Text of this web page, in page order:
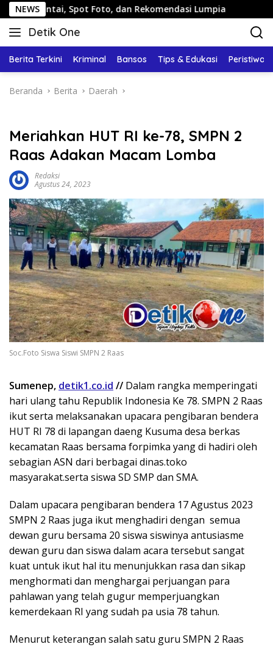
Langsung
ke
konten
NEWS
Foto, dan Rekomendasi Lumpia Panduan Wisata
Detik One
Tajam
Fakta
Berita Terkini Kriminal Bansos Tips & Edukasi Peristiwa
Beranda Berita Daerah
Meriahkan HUT RI ke-78, SMPN 2
Raas Adakan Macam Lomba
Redaksi
Agustus 24, 2023
Soc.Foto Siswa Siswi SMPN 2 Raas
Sumenep, detik1.co.id // Dalam rangka memperingati
hari ulang tahu Republik Indonesia Ke 78. SMPN 2 Raas
ikut serta melaksanakan upacara pengibaran bendera
HUT RI 78 di lapangan daeng Kusuma desa berkas
kecamatan Raas bersama forpimka yang di hadiri oleh
sebagian ASN dari berbagai dinas.toko
masyarakat.serta siswa SD SMP dan SMA.
Dalam upacara pengibaran bendera 17 Agustus 2023
SMPN 2 Raas juga ikut menghadiri dengan semua
dewan guru bersama 20 siswa siswinya antusiasme
dewan guru dan siswa dalam acara tersebut sangat
kuat untuk ikut hal itu menunjukkan rasa dan sikap
menghormati dan menghargai perjuangan para
pahlawan yang telah gugur memperjuangkan
kemerdekaan RI yang sudah pa usia 78 tahun.
Menurut keterangan salah satu guru SMPN 2 Raas